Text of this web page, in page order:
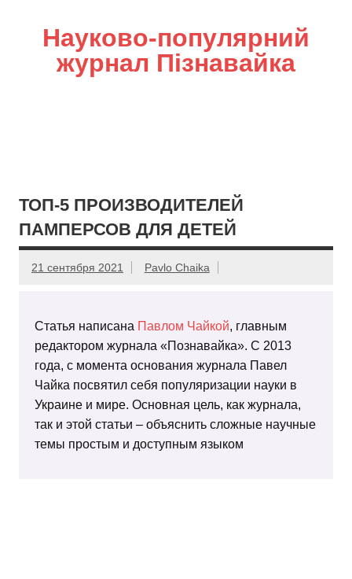
Науково-популярний
журнал Пізнавайка
ТОП-5 ПРОИЗВОДИТЕЛЕЙ
ПАМПЕРСОВ ДЛЯ ДЕТЕЙ
21 сентября 2021 Pavlo Chaika
Статья написана Павлом Чайкой, главным
редактором журнала «Познавайка». С 2013
года, с момента основания журнала Павел
Чайка посвятил себя популяризации науки в
Украине и мире. Основная цель, как журнала,
так и этой статьи – объяснить сложные научные
темы простым и доступным языком